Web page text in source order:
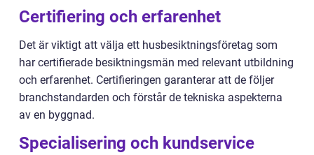
Certifiering och erfarenhet
Det är viktigt att välja ett husbesiktningsföretag som
har certifierade besiktningsmän med relevant utbildning
och erfarenhet. Certifieringen garanterar att de följer
branchstandarden och förstår de tekniska aspekterna
av en byggnad.
Specialisering och kundservice